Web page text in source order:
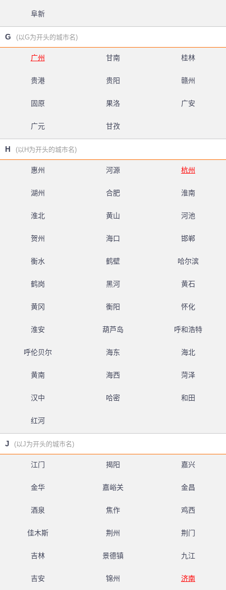
阜新
G (以G为开头的城市名)
广州 甘南 桂林
贵港 贵阳 赣州
固原 果洛 广安
广元 甘孜
H (以H为开头的城市名)
惠州 河源 杭州
湖州 合肥 淮南
淮北 黄山 河池
贺州 海口 邯郸
衡水 鹤壁 哈尔滨
鹤岗 黑河 黄石
黄冈 衡阳 怀化
淮安 葫芦岛 呼和浩特
呼伦贝尔 海东 海北
黄南 海西 菏泽
汉中 哈密 和田
红河
J (以J为开头的城市名)
江门 揭阳 嘉兴
金华 嘉峪关 金昌
酒泉 焦作 鸡西
佳木斯 荆州 荆门
吉林 景德镇 九江
吉安 锦州 济南